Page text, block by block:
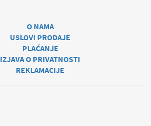
O NAMA
USLOVI PRODAJE
PLAĆANJE
IZJAVA O PRIVATNOSTI
REKLAMACIJE